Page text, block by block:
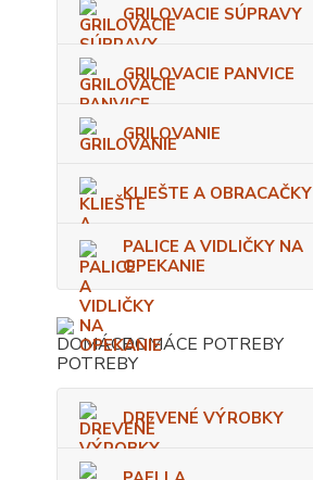
GRILOVACIE SÚPRAVY
GRILOVACIE PANVICE
GRILOVANIE
KLIEŠTE A OBRACAČKY
PALICE A VIDLIČKY NA
OPEKANIE
DOMÁCE POTREBY
DREVENÉ VÝROBKY